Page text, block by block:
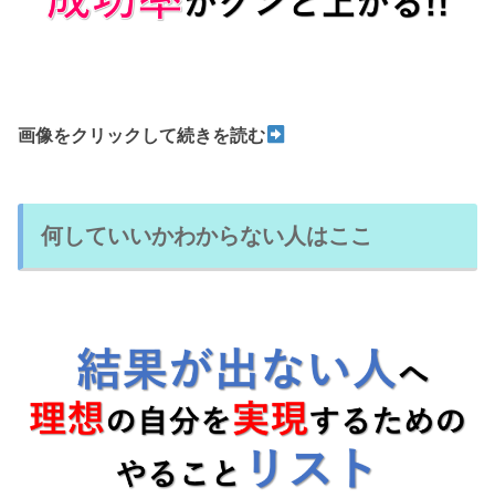
画像をクリックして続きを読む
何していいかわからない人はここ